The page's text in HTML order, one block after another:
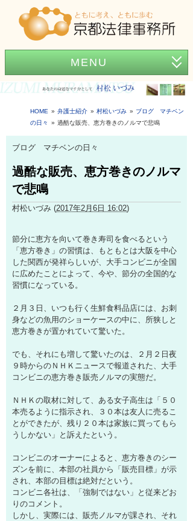
MENU
ホーム
事務所紹介
弁護士紹介
弁護士費用
News
HOME 弁護士紹介 村松いづみ
ブログ マチベン
の日々
過酷な販売、恵方巻きのノルマで悲鳴
ブログ マチベンの日々
過酷な販売、恵方巻きのノルマ
で悲鳴
村松いづみ (2017年2月6日 16:02)
節分に恵方を向いて巻き寿司を食べるという
「恵方巻き」の習慣は、もともとは大阪を中心
した関西が発祥らしいが、大手コンビニが全国
に広めたことによって、今や、節分の全国的な
習慣になっている。
２月３日、いつも行く生鮮食料品店には、お刺
身などの魚用のショーケースの中に、所狭しと
恵方巻きが置かれていて驚いた。
でも、それにも増して驚いたのは、２月２日夜
９時からのＮＨＫニュースで報道された、大手
コンビニの恵方巻き販売ノルマの実態だ。
ＮＨＫの取材に対して、ある女子高生は「５０
本売るように指示され、３０本は友人に売るこ
とができたが、残り２０本は家族に買ってもら
うしかない」と訴えたという。
コンビニのオーナーによると、恵方巻きのシー
ズンを前に、本部の社員から「販売目標」が示
され、本部の目標は絶対だという。
コンビニ各社は、「強制ではない」と従来どお
りのコメント。
しかし、実際には、販売ノルマが課され、それ